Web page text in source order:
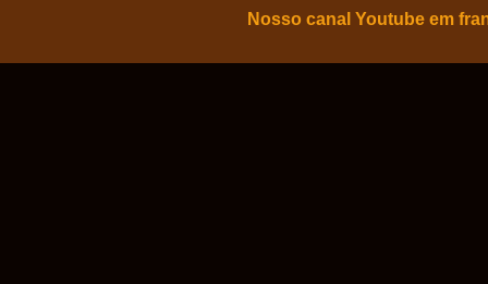
Nosso canal Youtube em